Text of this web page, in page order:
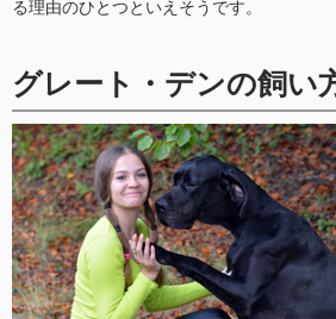
る理由のひとつといえそうです。
グレート・デンの飼い